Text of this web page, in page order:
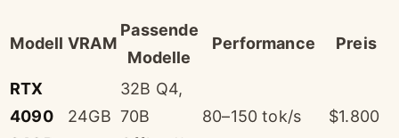
Modell VRAM
Passende
Modelle
Performance Preis
RTX
4090
24GB
32B Q4,
70B
80–150 tok/s $1.800